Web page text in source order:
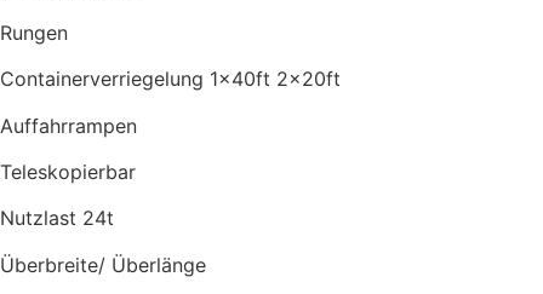
Rungen
Containerverriegelung 1x40ft 2x20ft
Auffahrrampen
Teleskopierbar
Nutzlast 24t
Überbreite/ Überlänge